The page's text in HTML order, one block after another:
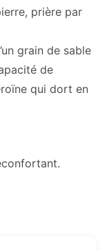
prière par
grain de sable
de
qui dort en